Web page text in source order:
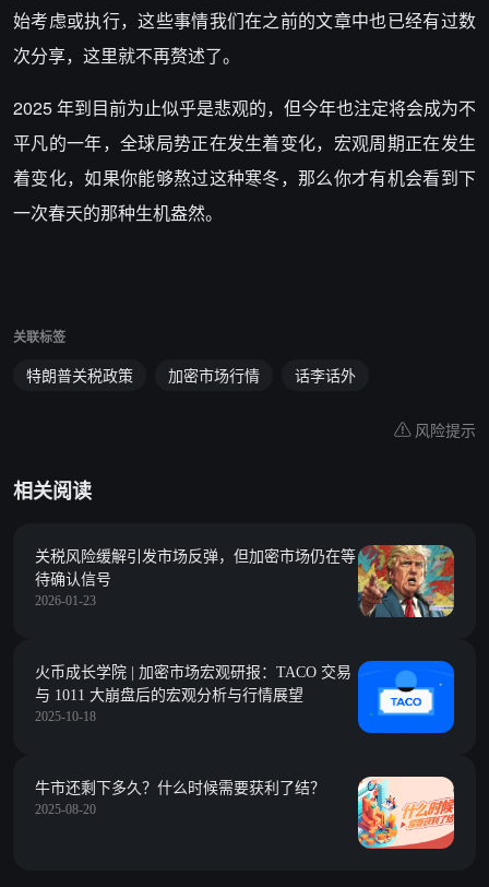
始考虑或执行，这些事情我们在之前的文章中也已经有过数
次分享，这里就不再赘述了。
2025 年到目前为止似乎是悲观的，但今年也注定将会成为不
平凡的一年，全球局势正在发生着变化，宏观周期正在发生
着变化，如果你能够熬过这种寒冬，那么你才有机会看到下
一次春天的那种生机盎然。
关联标签
特朗普关税政策 加密市场行情 话李话外
风险提示
相关阅读
关税风险缓解引发市场反弹，但加密市场仍在等
待确认信号
2026-01-23
火币成长学院 | 加密市场宏观研报：TACO 交易
与 1011 大崩盘后的宏观分析与行情展望
2025-10-18
牛市还剩下多久？什么时候需要获利了结？
2025-08-20